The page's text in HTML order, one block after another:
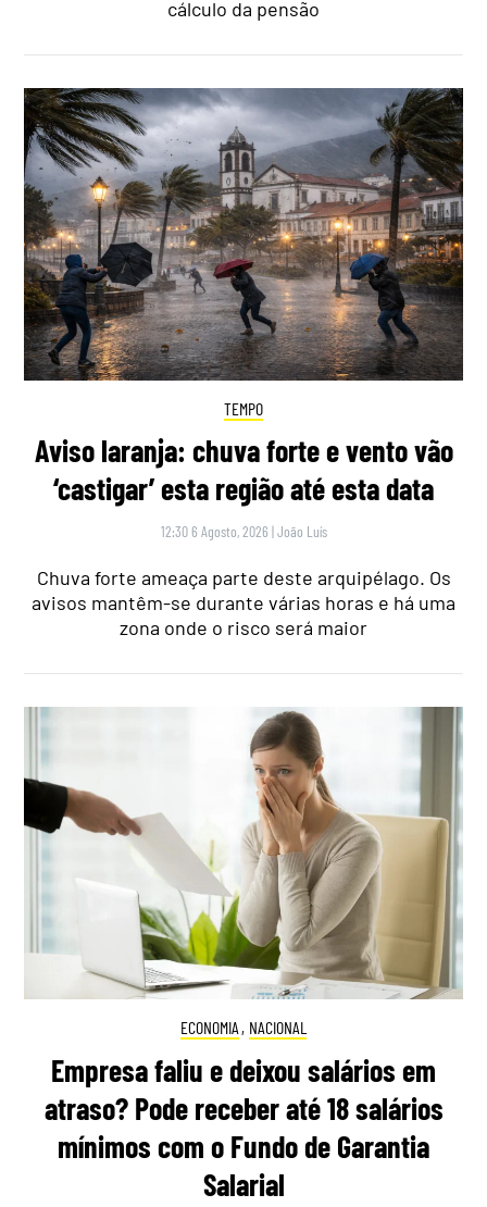
cálculo da pensão
TEMPO
Aviso laranja: chuva forte e vento vão
‘castigar’ esta região até esta data
12:30 6 Agosto, 2026 |João Luís
Chuva forte ameaça parte deste arquipélago. Os
avisos mantêm-se durante várias horas e há uma
zona onde o risco será maior
ECONOMIA , NACIONAL
Empresa faliu e deixou salários em
atraso? Pode receber até 18 salários
mínimos com o Fundo de Garantia
Salarial